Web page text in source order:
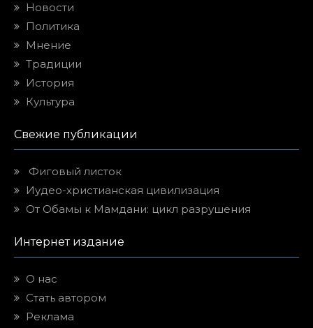
Новости
Политика
Мнение
Традиции
История
Культура
Свежие публикации
Фиговый листок
Иудео-христианская цивилизация
От Обамы к Мамдани: цикл разрушения
Интернет издание
О нас
Стать автором
Реклама